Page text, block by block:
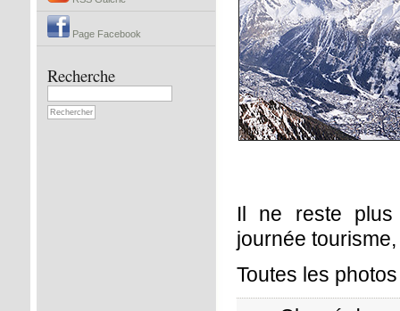
Page Facebook
Recherche
Il ne reste plus
journée
Toutes les